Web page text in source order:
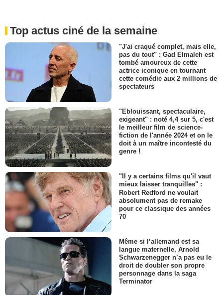
Top actus ciné de la semaine
"J'ai craqué complet, mais elle,
pas du tout" : Gad Elmaleh est
tombé amoureux de cette
actrice iconique en tournant
cette comédie aux 2 millions de
spectateurs
"Eblouissant, spectaculaire,
exigeant" : noté 4,4 sur 5, c'est
le meilleur film de science-
fiction de l'année 2024 et on le
doit à un maître incontesté du
genre !
"Il y a certains films qu'il vaut
mieux laisser tranquilles" :
Robert Redford ne voulait
absolument pas de remake
pour ce classique des années
70
Même si l’allemand est sa
langue maternelle, Arnold
Schwarzenegger n’a pas eu le
droit de doubler son propre
personnage dans la saga
Terminator